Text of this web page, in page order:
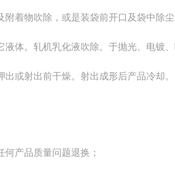
着物吹除，或是装袋前开口及袋中除尘
体。轧机乳化液吹除。于抛光、电镀
或射出前干燥。射出成形后产品冷却。
产品质量问题退换；